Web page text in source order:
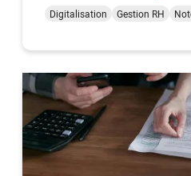
Digitalisation Gestion RH